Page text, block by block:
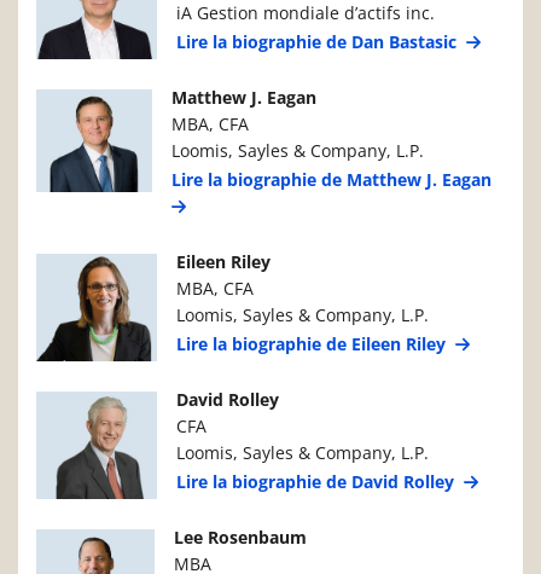
iA Gestion mondiale d’actifs inc.
Lire la biographie de Dan Bastasic
Photo du gestionnaire de portefeuille
Matthew J. Eagan
MBA, CFA
Loomis, Sayles & Company, L.P.
Lire la biographie de Matthew J. Eagan
Photo du gestionnaire de portefeuille
Eileen Riley
MBA, CFA
Loomis, Sayles & Company, L.P.
Lire la biographie de Eileen Riley
Photo du gestionnaire de portefeuille
David Rolley
CFA
Loomis, Sayles & Company, L.P.
Lire la biographie de David Rolley
Photo du gestionnaire de portefeuille
Lee Rosenbaum
MBA